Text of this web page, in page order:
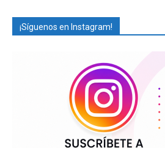
¡Síguenos en Instagram!